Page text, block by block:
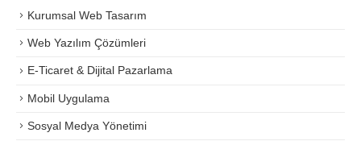
Kurumsal Web Tasarım
Web Yazılım Çözümleri
E-Ticaret & Dijital Pazarlama
Mobil Uygulama
Sosyal Medya Yönetimi